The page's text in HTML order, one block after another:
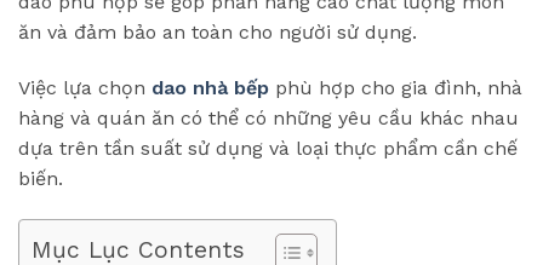
ăn và đảm bảo an toàn cho người sử dụng.
Việc lựa chọn dao nhà bếp phù hợp cho gia đình, nhà
hàng và quán ăn có thể có những yêu cầu khác nhau
dựa trên tần suất sử dụng và loại thực phẩm cần chế
biến.
Mục Lục Contents